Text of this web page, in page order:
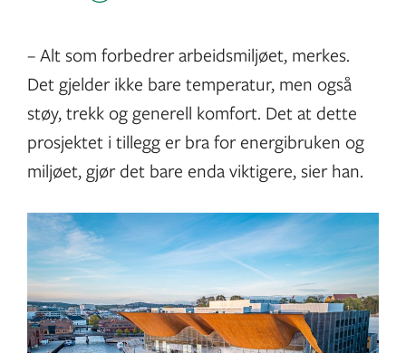
– Alt som forbedrer arbeidsmiljøet, merkes.
Det gjelder ikke bare temperatur, men også
støy, trekk og generell komfort. Det at dette
prosjektet i tillegg er bra for energibruken og
miljøet, gjør det bare enda viktigere, sier han.